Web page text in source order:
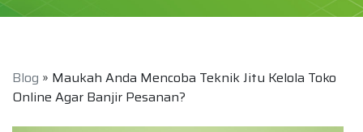
Blog » Maukah Anda Mencoba Teknik Jitu Kelola Toko
Online Agar Banjir Pesanan?